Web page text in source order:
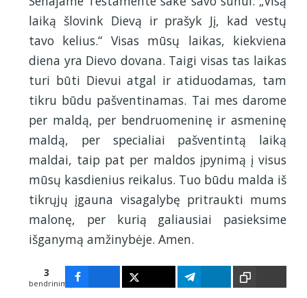
laiką šlovink Dievą ir prašyk Jį, kad vestų
tavo kelius.“ Visas mūsų laikas, kiekviena
diena yra Dievo dovana. Taigi visas tas laikas
turi būti Dievui atgal ir atiduodamas, tam
tikru būdu pašventinamas. Tai mes darome
per maldą, per bendruomeninę ir asmeninę
maldą, per specialiai pašventintą laiką
maldai, taip pat per maldos įpynimą į visus
mūsų kasdienius reikalus. Tuo būdu malda iš
tikrųjų įgauna visagalybę pritraukti mums
malonę, per kurią galiausiai pasieksime
išganymą amžinybėje. Amen.
3
bendrinimų